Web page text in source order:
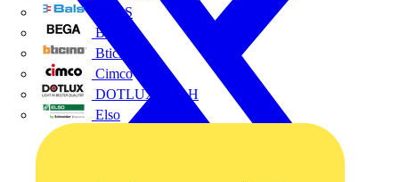
BALS
Bega
Bticino
Cimco
DOTLUX GmbH
Elso